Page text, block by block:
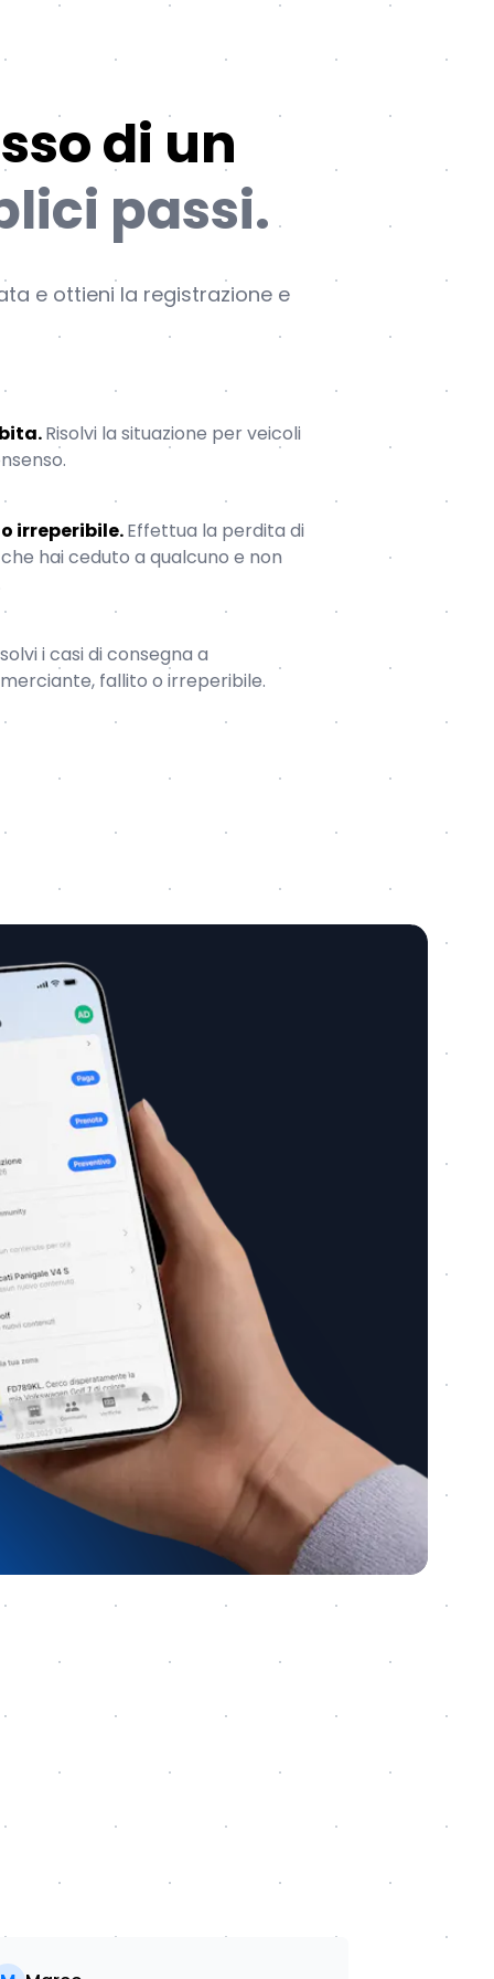
di un
passi.
e ottieni la registrazione e
Risolvi la situazione per veicoli
irreperibile.Effettua la perdita di
hai ceduto a qualcuno e non
i casi di consegna a
fallito o irreperibile.